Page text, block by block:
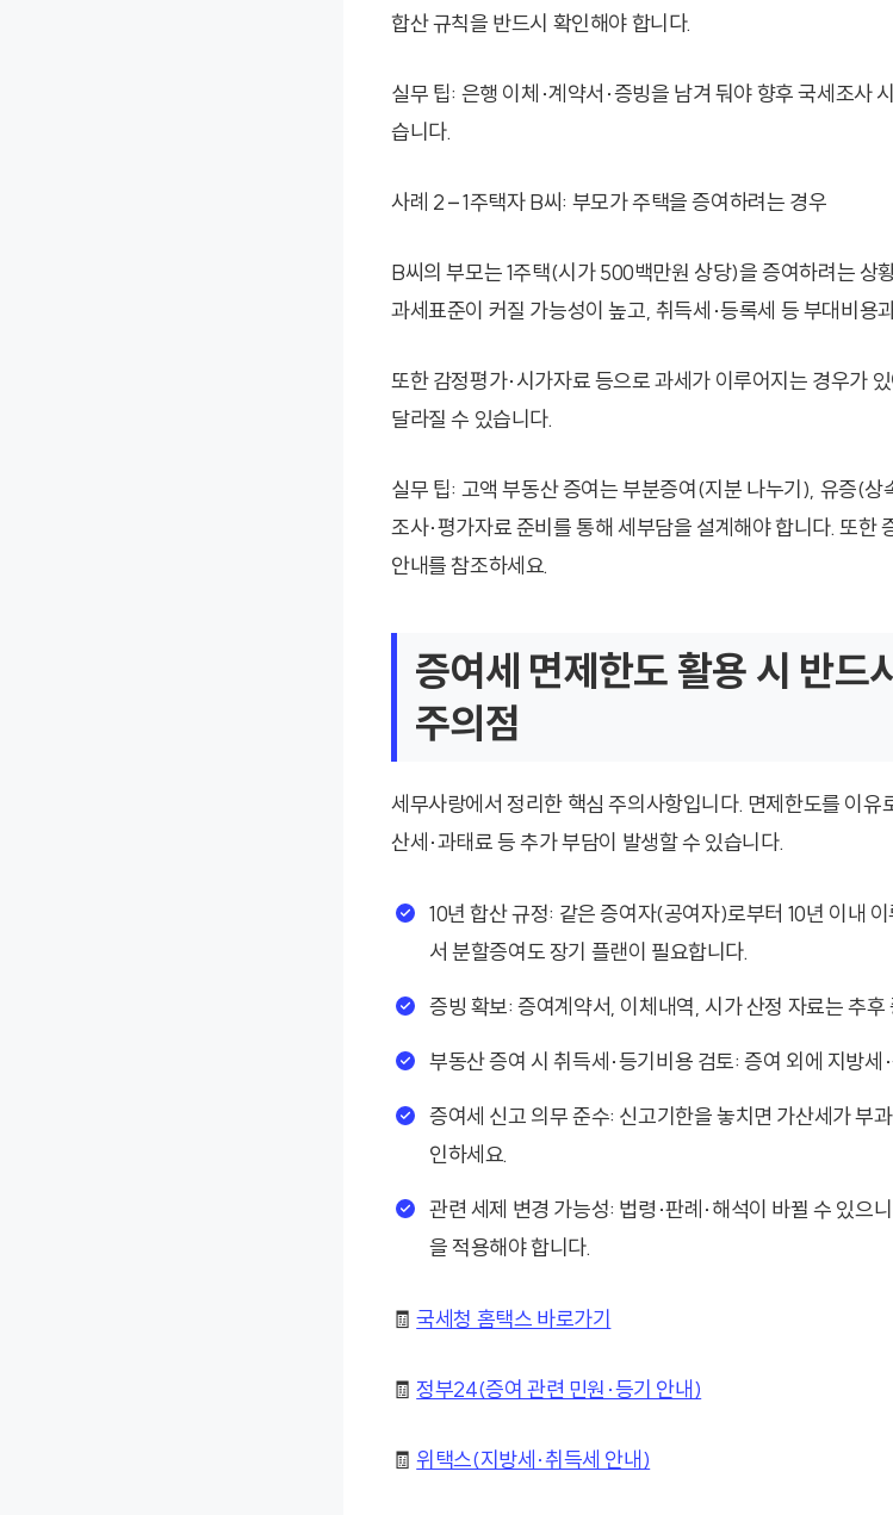
합산 규칙을 반드시 확인해야 합니다.
실무 팁: 은행 이체·계약서·증빙을 남겨 둬야 향후 국세조사
습니다.
사례 2 – 1주택자 B씨: 부모가 주택을 증여하려는 경우
B씨의 부모는 1주택(시가 500백만원 상당)을 증여하려는 상
과세표준이 커질 가능성이 높고, 취득세·등록세 등 부대비용
또한 감정평가·시가자료 등으로 과세가 이루어지는 경우가
달라질 수 있습니다.
실무 팁: 고액 부동산 증여는 부분증여(지분 나누기), 유증(
조사·평가자료 준비를 통해 세부담을 설계해야 합니다. 또한
안내를 참조하세요.
증여세 면제한도 활용 시 반드
주의점
세무사랑에서 정리한 핵심 주의사항입니다. 면제한도를 이
산세·과태료 등 추가 부담이 발생할 수 있습니다.
10년 합산 규정: 같은 증여자(공여자)로부터 10년 이내
서 분할증여도 장기 플랜이 필요합니다.
증빙 확보: 증여계약서, 이체내역, 시가 산정 자료는 추
부동산 증여 시 취득세·등기비용 검토: 증여 외에 지방세
증여세 신고 의무 준수: 신고기한을 놓치면 가산세가 부
인하세요.
관련 세제 변경 가능성: 법령·판례·해석이 바뀔 수 있으
을 적용해야 합니다.
🧾국세청 홈택스 바로가기
🧾정부24(증여 관련 민원·등기 안내)
🧾위택스(지방세·취득세 안내)